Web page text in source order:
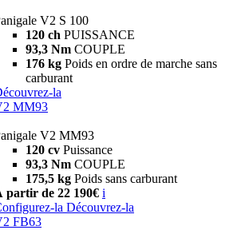
V2 S 100
120 ch PUISSANCE
93,3 Nm COUPLE
176 kg Poids en ordre de marche sans
carburant
la
MM93
V2 MM93
120 cv Puissance
93,3 Nm COUPLE
175,5 kg Poids sans carburant
partir de 22 190€ i
la Découvrez-la
FB63